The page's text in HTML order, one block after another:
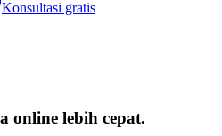
Konsultasi gratis
online lebih cepat.